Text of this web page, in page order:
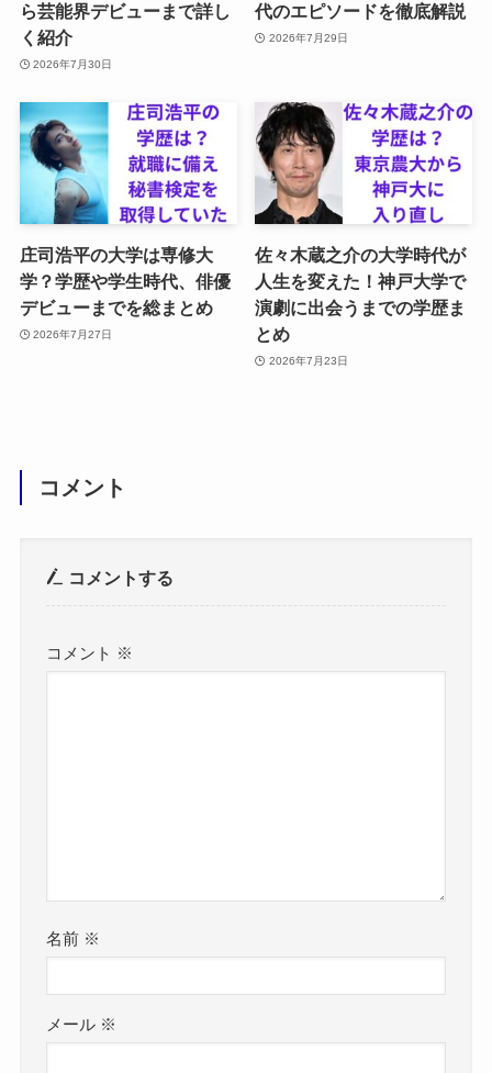
ら芸能界デビューまで詳し
く紹介
2026年7月30日
代のエピソードを徹底解説
2026年7月29日
庄司浩平の大学は専修大
学？学歴や学生時代、俳優
デビューまでを総まとめ
2026年7月27日
佐々木蔵之介の大学時代が
人生を変えた！神戸大学で
演劇に出会うまでの学歴ま
とめ
2026年7月23日
コメント
コメントする
コメント ※
名前 ※
メール ※